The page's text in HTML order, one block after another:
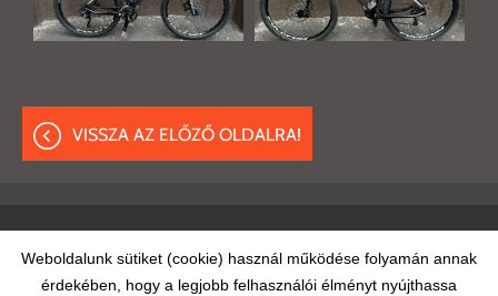
VISSZA AZ ELŐZŐ OLDALRA!
Oldal információk Adatkezelési tájékoztató ÁSZF
Weboldalunk sütiket (cookie) használ működése folyamán annak
érdekében, hogy a legjobb felhasználói élményt nyújthassa